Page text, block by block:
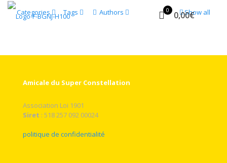
0 0,00€
Categories Tags Authors Show all
Rear Carpet
A cylinder donated by “Les
Ailes anciennes” of Toulouse
Amicale du Super Constellation
Association Loi 1901
Siret : 518 257 092 00024
politique de confidentialité